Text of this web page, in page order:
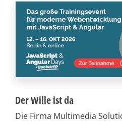
Der Wille ist da
Die Firma Multimedia